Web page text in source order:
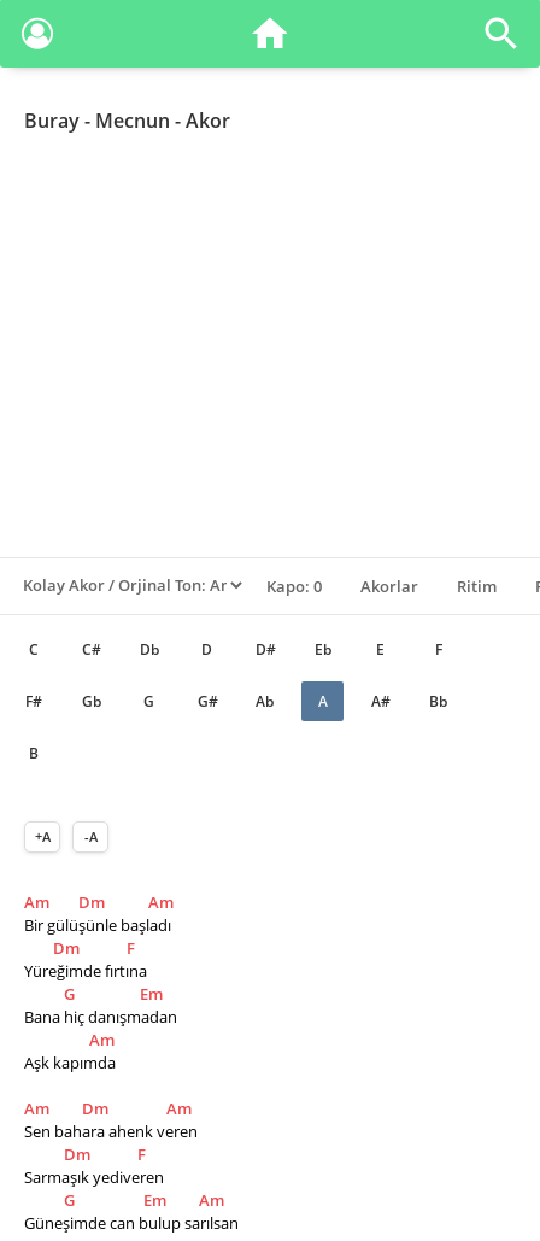
Buray- Mecnun - Akor
Kapo: 0 Akorlar Ritim
C C# Db D D# Eb E F
F# Gb G G# Ab A A# Bb
B
+A -A
Am Dm
Am
Bir gülüşünle başladı
Dm
F
Yüreğimde fırtına
G
Em
Bana hiç danışmadan
Am
Aşk kapımda
Am Dm
Am
Sen bahara ahenk veren
Dm
F
Sarmaşık yediveren
G
Em
Am
Güneşimde can bulup sarılsan